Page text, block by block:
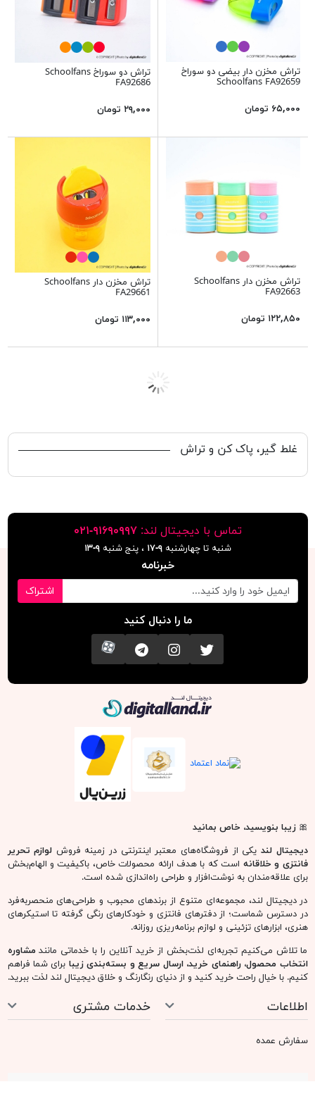
تراش مخزن دار بیضی دو سوراخ
Schoolfans FA92659
۶۵,۰۰۰ تومان
تراش دو سوراخ Schoolfans
FA92686
۲۹,۰۰۰ تومان
تراش مخزن دار Schoolfans
FA92663
۱۲۲,۸۵۰ تومان
تراش مخزن دار Schoolfans
FA29661
۱۱۳,۰۰۰ تومان
۳۳,۰۰۰ تومان
پاک کن ژله ای 211503 Yalong
۳۳,۱۰۰ تومان
پاک کن مدادی 211521 Yalong
۲۳,۵۰۰ تومان
تراش حیوانات Yalong 221616
۳۳,۵۰۰ تومان